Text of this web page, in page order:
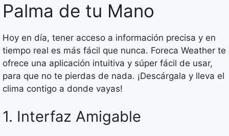
Palma de tu Mano
Hoy en día, tener acceso a información precisa y en
tiempo real es más fácil que nunca. Foreca Weather te
ofrece una aplicación intuitiva y súper fácil de usar,
para que no te pierdas de nada. ¡Descárgala y lleva el
clima contigo a donde vayas!
1. Interfaz Amigable